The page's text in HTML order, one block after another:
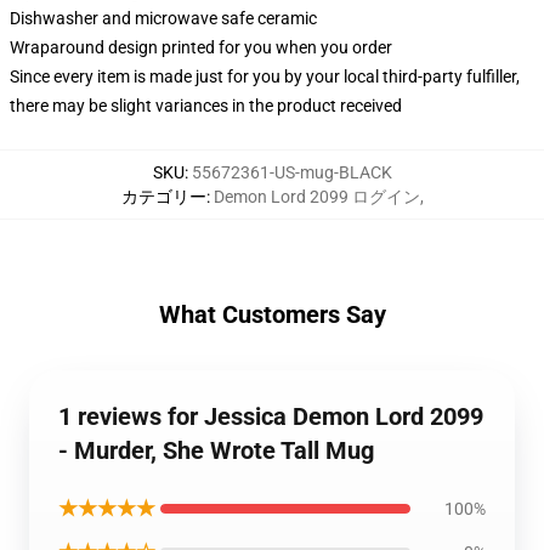
Dishwasher and microwave safe ceramic
Wraparound design printed for you when you order
Since every item is made just for you by your local third-party fulfiller,
there may be slight variances in the product received
SKU: 55672361-US-mug-BLACK
カテゴリー: Demon Lord 2099 ログイン,
What Customers Say
1 reviews for Jessica Demon Lord 2099
- Murder, She Wrote Tall Mug
★★★★★ 100%